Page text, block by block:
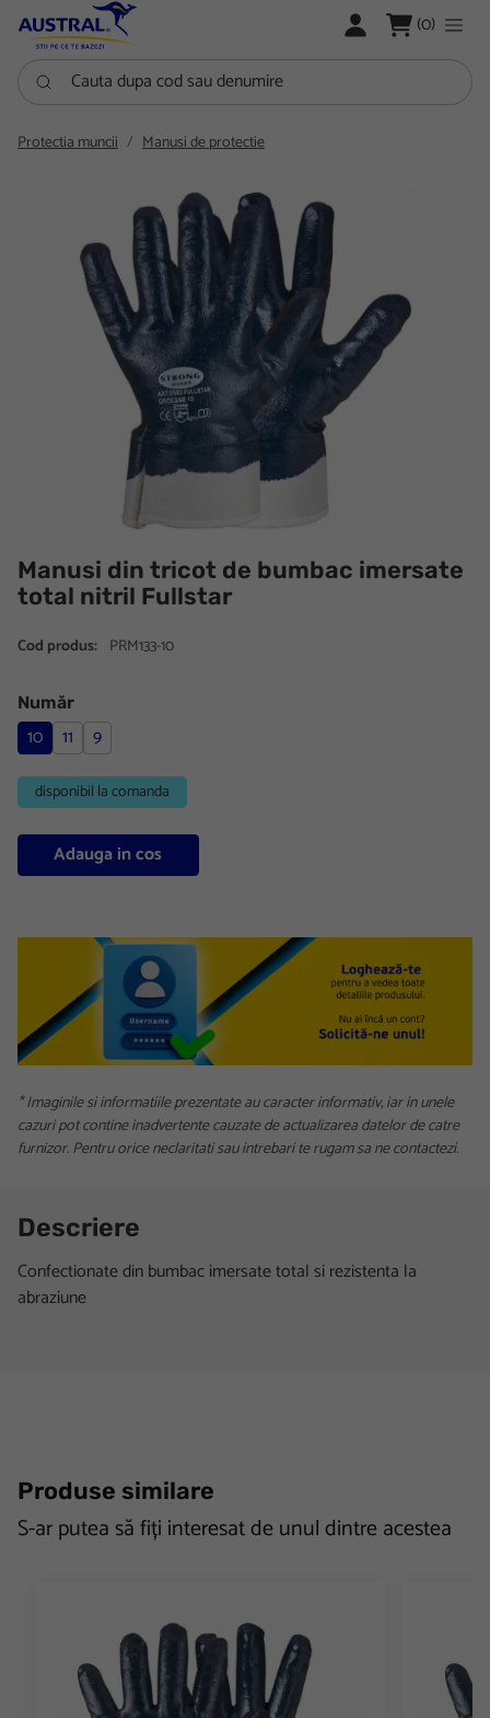
LOGARE (0)
Cauta dupa cod sau denumire
Protectia muncii Manusi de protectie
Manusi din tricot de bumbac imersate
total nitril Fullstar
Cod produs: PRM133-10
Număr
10 11 9
disponibil la comanda
Adauga in cos
* Imaginile si informatiile prezentate au caracter informativ, iar in unele
cazuri pot contine inadvertente cauzate de actualizarea datelor de catre
furnizor. Pentru orice neclaritati sau intrebari te rugam sa ne contactezi.
Descriere
Confectionate din bumbac imersate total si rezistenta la
abraziune
Produse similare
S-ar putea să fiți interesat de unul dintre acestea